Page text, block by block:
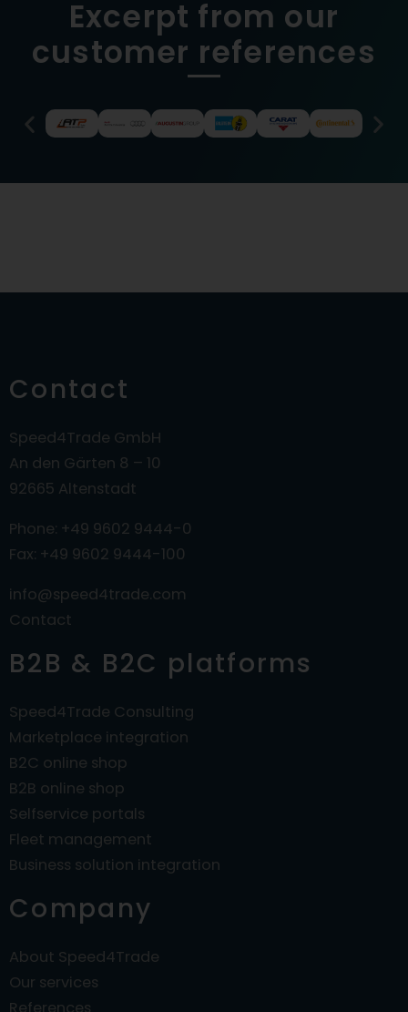
Excerpt from our
customer references
Contact
Speed4Trade GmbH
An den Gärten 8 – 10
92665 Altenstadt
Phone: +49 9602 9444-0
Fax: +49 9602 9444-100
info@speed4trade.com
Contact
B2B & B2C platforms
Speed4Trade Consulting
Marketplace integration
B2C online shop
B2B online shop
Selfservice portals
Fleet management
Business solution integration
Company
About Speed4Trade
Our services
References